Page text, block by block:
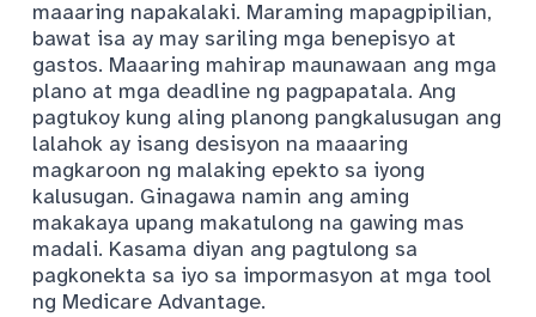
maaaring napakalaki. Maraming mapagpipilian,
bawat isa ay may sariling mga benepisyo at
gastos. Maaaring mahirap maunawaan ang mga
plano at mga deadline ng pagpapatala. Ang
pagtukoy kung aling planong pangkalusugan ang
lalahok ay isang desisyon na maaaring
magkaroon ng malaking epekto sa iyong
kalusugan. Ginagawa namin ang aming
makakaya upang makatulong na gawing mas
madali. Kasama diyan ang pagtulong sa
pagkonekta sa iyo sa impormasyon at mga tool
ng Medicare Advantage.